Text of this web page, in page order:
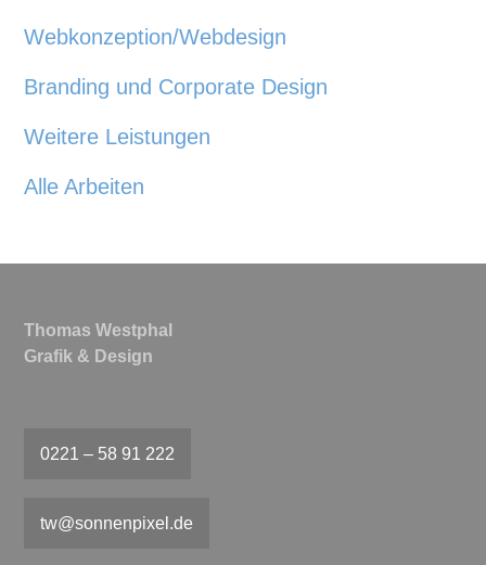
Webkonzeption/Webdesign
Branding und Corporate Design
Weitere Leistungen
Alle Arbeiten
Thomas Westphal
Grafik & Design
0221 – 58 91 222
tw@sonnenpixel.de